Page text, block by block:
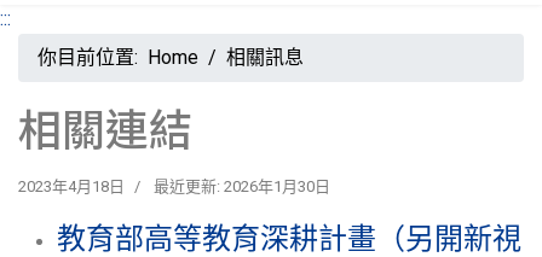
:::
你目前位置: Home 相關訊息
相關連結
2023年4月18日 最近更新: 2026年1月30日
教育部高等教育深耕計畫（另開新視